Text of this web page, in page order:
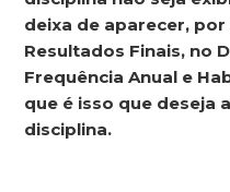
deixa de aparecer,
Resultados Finais, no
Frequência Anual e
que é isso que deseja
disciplina.